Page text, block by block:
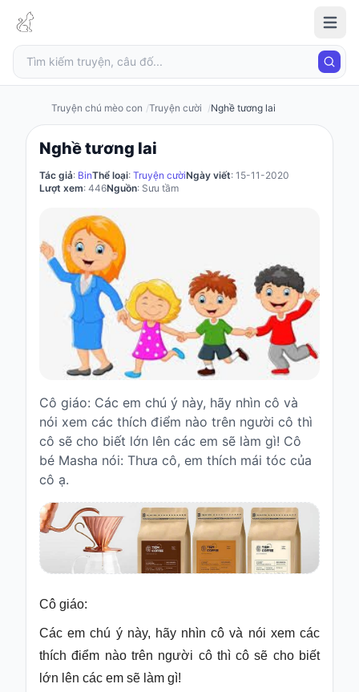
chú
mèo
con
Đăng
nhập
Đăng
Truyện
cho
bé
Cổ
tích
Việt
Nam
Truyện
cổ
Grimms
Thơ
Vè
Truyện chú mèo con Truyện cười Nghề tương lai
Nghề tương lai
Tác giả: BinThể loại: Truyện cườiNgày viết: 15-11-2020
Lượt xem: 446Nguồn: Sưu tầm
Cô giáo: Các em chú ý này, hãy nhìn cô và
nói xem các thích điểm nào trên người cô thì
cô sẽ cho biết lớn lên các em sẽ làm gì! Cô
bé Masha nói: Thưa cô, em thích mái tóc của
cô ạ.
Cô giáo:
Các em chú ý này, hãy nhìn cô và nói xem các
thích điểm nào trên người cô thì cô sẽ cho biết
lớn lên các em sẽ làm gì!